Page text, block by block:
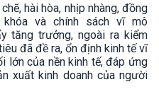
hài hòa, nhịp nhàng, đồng
và chính sách vĩ mô
tăng trưởng, ngoài ra kiểm
đã đề ra, ổn định kinh tế vĩ
lớn của nền kinh tế, đáp ứng
xuất kinh doanh của người